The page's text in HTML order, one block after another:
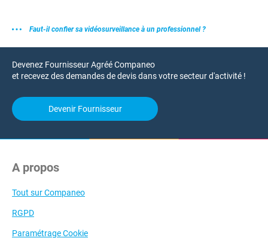
Faut-il confier sa vidéosurveillance à un professionnel ?
Devenez Fournisseur Agréé Companeo
et recevez des demandes de devis dans votre secteur d'activité !
Devenir Fournisseur
A propos
Tout sur Companeo
RGPD
Paramétrage Cookie